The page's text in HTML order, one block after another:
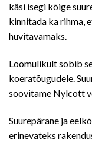
käsi isegi kõige
kinnitada ka rihma,
huvitavamaks.
Loomulikult sobib
koeratõugudele.
soovitame Nylcott
Suurepärane ja
erinevateks